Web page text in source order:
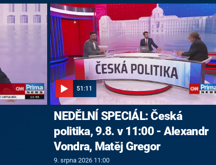
51:11
NEDĚLNÍ SPECIÁL: Česká
politika, 9.8. v 11:00 - Alexandr
Vondra, Matěj Gregor
9. srpna 2026 11:00